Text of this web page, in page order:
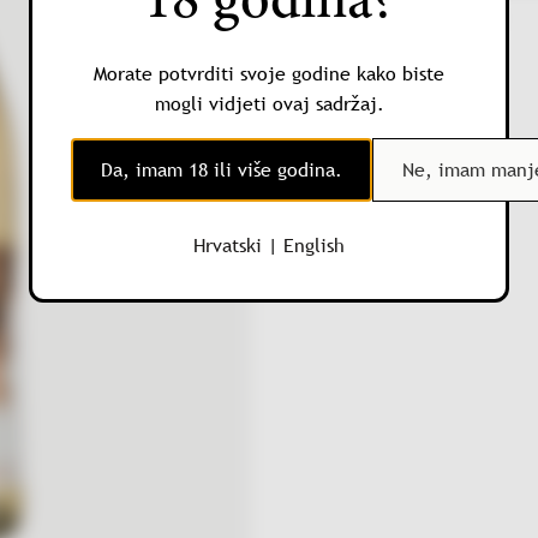
IGT
količina
Kategorija:
Morate potvrditi svoje godine kako biste
mogli vidjeti ovaj sadržaj.
Da, imam 18 ili više godina. Ne, imam
Hrvatski | English